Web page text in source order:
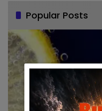
Popular Posts